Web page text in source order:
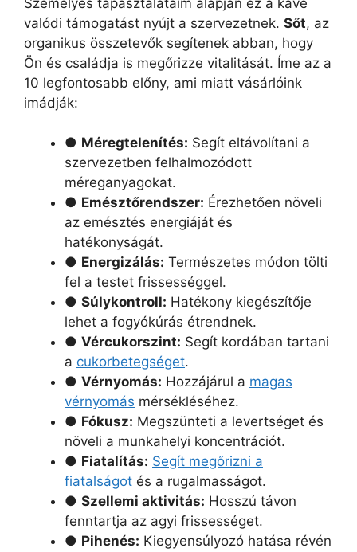
valódi támogatást nyújt a szervezetnek. Sőt, az
organikus összetevők segítenek abban, hogy
Ön és családja is megőrizze vitalitását. Íme az a
10 legfontosabb előny, ami miatt vásárlóink
imádják:
● Méregtelenítés: Segít eltávolítani a
szervezetben felhalmozódott
méreganyagokat.
● Emésztőrendszer: Érezhetően növeli
az emésztés energiáját és
hatékonyságát.
● Energizálás: Természetes módon tölti
fel a testet frissességgel.
● Súlykontroll: Hatékony kiegészítője
lehet a fogyókúrás étrendnek.
● Vércukorszint: Segít kordában tartani
a cukorbetegséget.
● Vérnyomás: Hozzájárul a magas
vérnyomás mérsékléséhez.
● Fókusz: Megszünteti a levertséget és
növeli a munkahelyi koncentrációt.
● Fiatalítás: Segít megőrizni a
fiatalságot és a rugalmasságot.
● Szellemi aktivitás: Hosszú távon
fenntartja az agyi frissességet.
● Pihenés: Kiegyensúlyozó hatása révén